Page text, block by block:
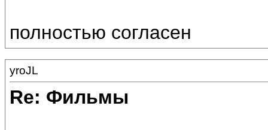
полностью согласен
yroJL
Re: Фильмы